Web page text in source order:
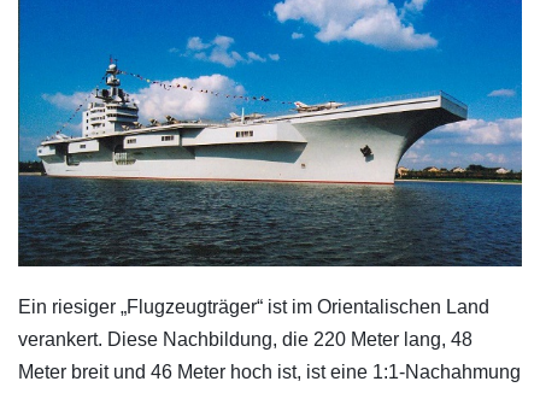
Ein riesiger „Flugzeugträger“ ist im Orientalischen Land
verankert. Diese Nachbildung, die 220 Meter lang, 48
Meter breit und 46 Meter hoch ist, ist eine 1:1-Nachahmung